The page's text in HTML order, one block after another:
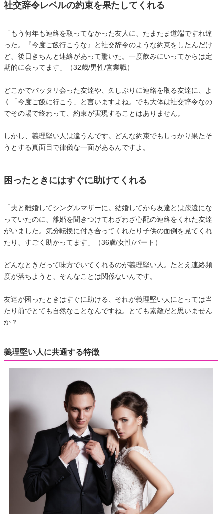
社交辞令レベルの約束を果たしてくれる
「もう何年も連絡を取ってなかった友人に、たまたま道端ですれ違
った。『今度ご飯行こうな』と社交辞令のような約束をしたんだけ
ど、後日きちんと連絡があって驚いた。一度飲みにいってからは定
期的に会ってます」（32歳/男性/営業職）
どこかでバッタリ会った友達や、久しぶりに連絡を取る友達に、よ
く「今度ご飯に行こう」と言いますよね。でも大体は社交辞令なの
でその場で終わって、約束が実現することはありません。
しかし、義理堅い人は違うんです。どんな約束でもしっかり果たそ
うとする真面目で律儀な一面があるんですよ。
困ったときにはすぐに助けてくれる
「夫と離婚してシングルマザーに。結婚してから友達とは疎遠にな
っていたのに、離婚を聞きつけてわざわざ心配の連絡をくれた友達
がいました。気分転換に付き合ってくれたり子供の面倒を見てくれ
たり、すごく助かってます」（36歳/女性/パート）
どんなときだって味方でいてくれるのが義理堅い人。たとえ連絡頻
度が落ちようと、そんなことは関係ないんです。
友達が困ったときはすぐに助ける、それが義理堅い人にとっては当
たり前でとても自然なことなんですね。とても素敵だと思いません
か？
義理堅い人に共通する特徴